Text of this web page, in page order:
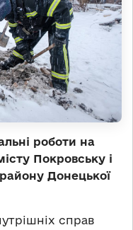
роботи на
Покровську і
Донецької
справ